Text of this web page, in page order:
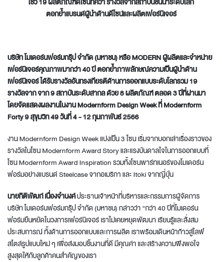
ตอกย้ำแบรนด์ผู้นำด้านดีไซน์และผลิตเฟอร์นิเจอร์
บริษัท โมเดอร์นฟอร์มกรุ๊ป จำกัด (มหาชน) หรือMODERN ผู้ผลิตและจำหน่าย
เฟอร์นิเจอร์คุณภาพมากว่า 40 ปี ตอกย้ำภาพลักษณ์ความเป็นผู้นำด้าน
เฟอร์นิเจอร์ ได้รับรางวัลอันทรงเกียรติด้านการออกแบบระดับโลกรวม 19
รางวัลจาก จาก 9 สถาบันระดับสากล ด้วย 8 ผลิตภัณฑ์ ตลอด 3 ปีที่ผ่านมา
โดยจัดแสดงผลงานในงาน Modernform Design Week ที่ Modernform
Forty 9 สุขุมวิท 49 วันที่ 4 - 12 กุมภาพันธ์ 2566
งาน Modernform Design Week แบ่งเป็น 3 โซน เริ่มจากบอกเล่าเรื่องราวของ
รางวัลในโซน Modernform Award Story และแรงบันดาลใจในการออกแบบที่
โซน Modernform Award Inspiration รวมทั้งโซนพาร์ทเนอร์ของโมเดอร์น
ฟอร์มอย่างแบรนด์ Steelcase จากอเมริกา และ Itoki จากญี่ปุ่น
นายกิติพัฒก์ เนื่องจำนงค์ประธานเจ้าหน้าที่บริหารและกรรมการผู้จัดการ
บริษัท โมเดอร์นฟอร์มกรุ๊ป จำกัด (มหาชน) กล่าวว่า “กว่า 40 ปีที่โมเดอร์น
ฟอร์มยืนหยัดในวงการเฟอร์นิเจอร์ เราไม่เคยหยุดพัฒนา เรียนรู้และสั่งสม
ประสบการณ์ ทั้งด้านการออกแบบและการผลิต เราพร้อมเดินหน้าก้าวสู่ไลฟ์
สไตล์รูปแบบใหม่ ๆ เพื่อส่งมอบชิ้นงานที่ดี มีคุณค่า และสร้างความพึงพอใจ
สูงสุดให้กับลูกค้าคนสำคัญของเรา